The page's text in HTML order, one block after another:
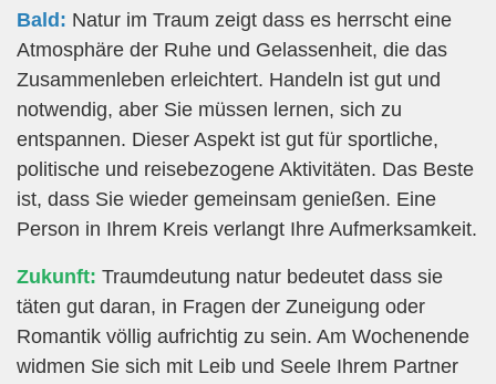
Bald: Natur im Traum zeigt dass es herrscht eine
Atmosphäre der Ruhe und Gelassenheit, die das
Zusammenleben erleichtert. Handeln ist gut und
notwendig, aber Sie müssen lernen, sich zu
entspannen. Dieser Aspekt ist gut für sportliche,
politische und reisebezogene Aktivitäten. Das Beste
ist, dass Sie wieder gemeinsam genießen. Eine
Person in Ihrem Kreis verlangt Ihre Aufmerksamkeit.
Zukunft: Traumdeutung natur bedeutet dass sie
täten gut daran, in Fragen der Zuneigung oder
Romantik völlig aufrichtig zu sein. Am Wochenende
widmen Sie sich mit Leib und Seele Ihrem Partner